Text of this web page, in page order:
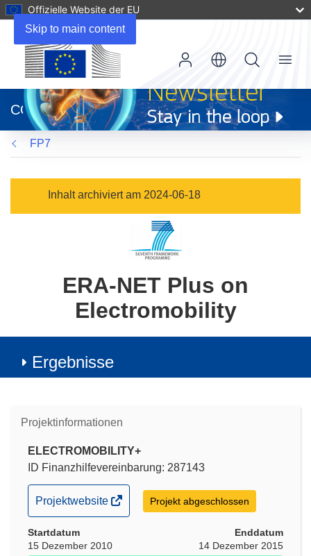
Skip to main content
Offizielle Website der EU
neuem
Fenster)
CORDIS
Menu
FP7
Inhalt archiviert am 2024-06-18
ERA-NET Plus on
Electromobility
Ergebnisse
Projektinformationen
ELECTROMOBILITY+
ID Finanzhilfevereinbarung: 287143
(öffnet
in
neuem
Fenster)
Projektwebsite Projekt abgeschlossen
Startdatum
15 Dezember 2010
Enddatum
14 Dezember 2015